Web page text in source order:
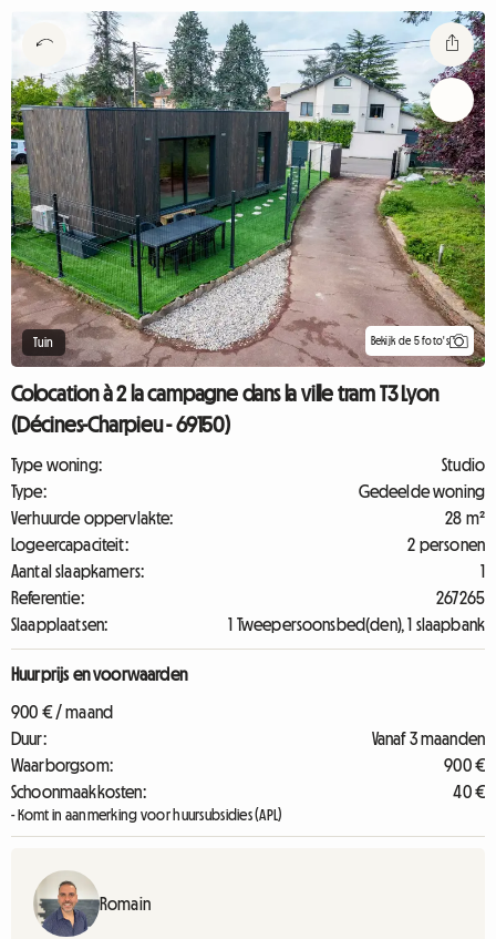
Tuin Bekijk de 5 foto's
Colocation à 2 la campagne dans la ville tram T3 Lyon
(Décines-Charpieu - 69150)
Type woning:
Studio
Type:
Gedeelde woning
Verhuurde oppervlakte:
28 m²
Logeercapaciteit:
2 personen
Aantal slaapkamers:
1
Referentie:
267265
Slaapplaatsen:
1 Tweepersoonsbed(den), 1 slaapbank
Huurprijs en voorwaarden
900 € / maand
Duur:
Vanaf 3 maanden
Waarborgsom:
900 €
Schoonmaakkosten:
40 €
- Komt in aanmerking voor huursubsidies (APL)
Romain